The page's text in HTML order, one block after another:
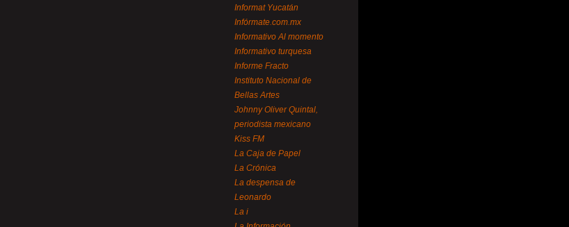
Informat Yucatán
Infórmate.com.mx
Informativo Al momento
Informativo turquesa
Informe Fracto
Instituto Nacional de
Bellas Artes
Johnny Oliver Quintal,
periodista mexicano
Kiss FM
La Caja de Papel
La Crónica
La despensa de
Leonardo
La i